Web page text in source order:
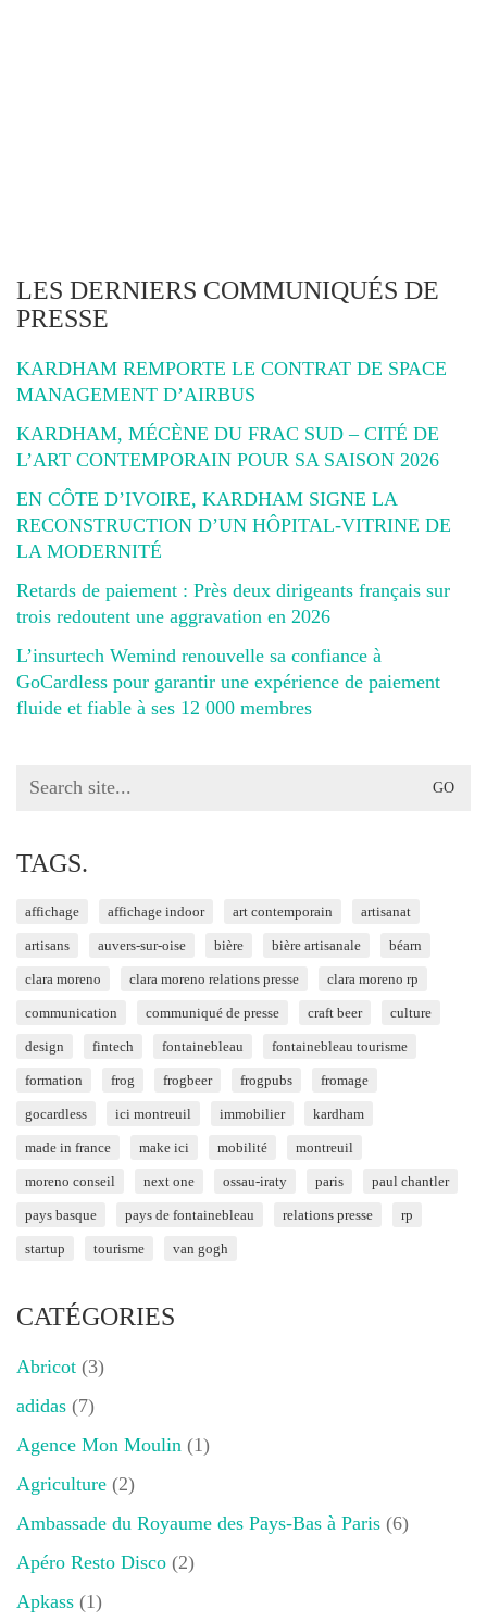
LES DERNIERS COMMUNIQUÉS DE
PRESSE
KARDHAM REMPORTE LE CONTRAT DE SPACE
MANAGEMENT D’AIRBUS
KARDHAM, MÉCÈNE DU FRAC SUD – CITÉ DE
L’ART CONTEMPORAIN POUR SA SAISON 2026
EN CÔTE D’IVOIRE, KARDHAM SIGNE LA
RECONSTRUCTION D’UN HÔPITAL-VITRINE DE
LA MODERNITÉ
Retards de paiement : Près deux dirigeants français sur
trois redoutent une aggravation en 2026
L’insurtech Wemind renouvelle sa confiance à
GoCardless pour garantir une expérience de paiement
fluide et fiable à ses 12 000 membres
Search
TAGS.
affichage affichage indoor art contemporain artisanat
artisans auvers-sur-oise bière bière artisanale béarn
clara moreno clara moreno relations presse clara moreno rp
communication communiqué de presse craft beer culture
design fintech fontainebleau fontainebleau tourisme
formation frog frogbeer frogpubs fromage
gocardless ici montreuil immobilier kardham
made in france make ici mobilité montreuil
moreno conseil next one ossau-iraty paris paul chantler
pays basque pays de fontainebleau relations presse rp
startup tourisme van gogh
CATÉGORIES
Abricot (3)
adidas (7)
Agence Mon Moulin (1)
Agriculture (2)
Ambassade du Royaume des Pays-Bas à Paris (6)
Apéro Resto Disco (2)
Apkass (1)